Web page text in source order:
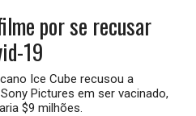
por se recusar
19
Ice Cube recusou a
Pictures em ser vacinado,
$9 milhões.